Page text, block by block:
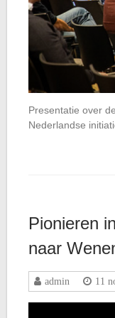
Presentatie over
Nederlandse
Pionieren
naar
admin 11